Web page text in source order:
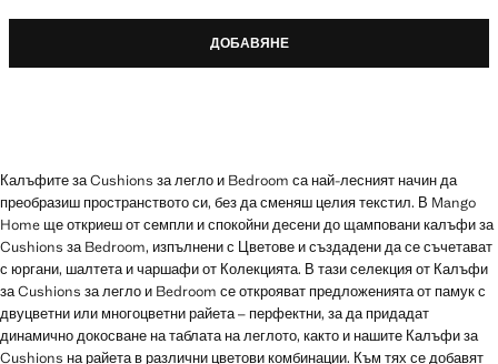
ДОБАВЯНЕ
Калъфите за Cushions за легло и Bedroom са най-лесният начин да
преобразиш пространството си, без да сменяш целия текстил. В Mango
Home ще откриеш от семпли и спокойни десени до щамповани калъфи за
Cushions за Bedroom, изпълнени с Цветове и създадени да се съчетават
с юргани, шалтета и чаршафи от Колекцията. В тази селекция от Калъфи
за Cushions за легло и Bedroom се открояват предложенията от памук с
двуцветни или многоцветни райета – перфектни, за да придадат
динамично докосване на таблата на леглото, както и нашите Калъфи за
Cushions на райета в различни цветови комбинации. Към тях се добавят